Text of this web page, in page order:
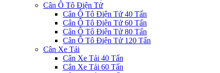
Cân Ô Tô Điện Tử
Cân Ô Tô Điện Tử 40 Tấn
Cân Ô Tô Điện Tử 60 Tấn
Cân Ô Tô Điện Tử 80 Tấn
Cân Ô Tô Điện Tử 120 Tấn
Cân Xe Tải
Cân Xe Tải 40 Tấn
Cân Xe Tải 60 Tấn